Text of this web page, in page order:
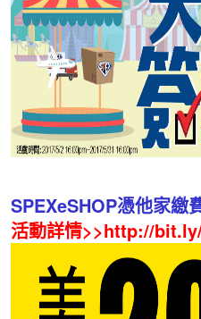
SPEXeSHOP憑他家繳
活動詳情>>http://